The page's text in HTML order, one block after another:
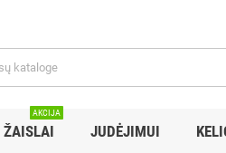
ŽAISLAI
AKCIJA
JUDĖJIMUI